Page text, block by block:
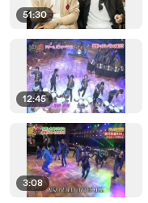
51:30
12:45
3:08